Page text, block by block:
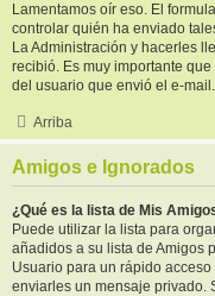
Lamentamos oír eso. El
controlar quién ha enviado
La Administración y hacerles
recibió. Es muy importante
del usuario que envió el e-
Arriba
Amigos e Ignorados
¿Qué es la lista de Mis
Puede utilizar la lista para
añadidos a su lista de Amigos
Usuario para un rápido
enviarles un mensaje privado.